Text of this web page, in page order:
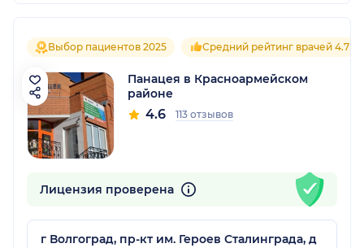
Выбор пациентов 2025 Средний рейтинг врачей 4.7
Панацея в Красноармейском
районе
4.6 113 отзывов
Лицензия проверена
г Волгоград, пр-кт им. Героев Сталинграда, д